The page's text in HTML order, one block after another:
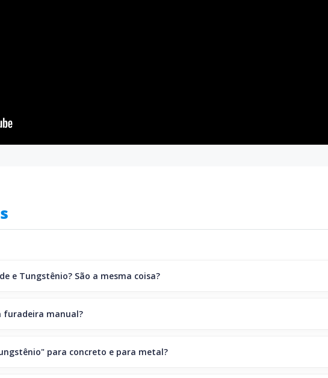
e Tungstênio? São a mesma coisa?
furadeira manual?
para concreto e para metal?